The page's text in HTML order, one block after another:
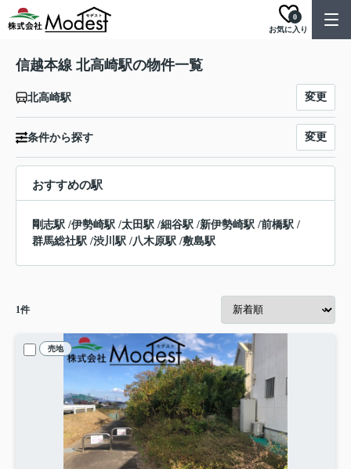
お気に入り
0
信越本線 北高崎駅の物件一覧
北高崎駅 変更
条件から探す 変更
おすすめの駅
剛志駅 /伊勢崎駅 /太田駅 /細谷駅 /新伊勢崎駅 /前橋駅 /
群馬総社駅 /渋川駅 /八木原駅 /敷島駅
1件
売地